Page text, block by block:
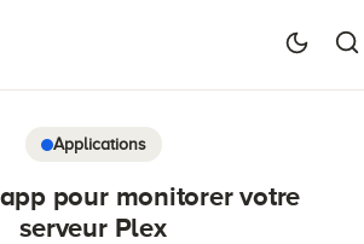
Applications
pour monitorer votre
serveur Plex